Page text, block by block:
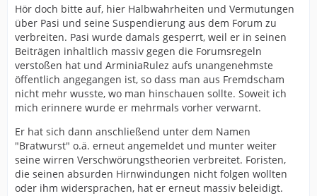
Hör doch bitte auf, hier Halbwahrheiten und Vermutungen
über Pasi und seine Suspendierung aus dem Forum zu
verbreiten. Pasi wurde damals gesperrt, weil er in seinen
Beiträgen inhaltlich massiv gegen die Forumsregeln
verstoßen hat und ArminiaRulez aufs unangenehmste
öffentlich angegangen ist, so dass man aus Fremdscham
nicht mehr wusste, wo man hinschauen sollte. Soweit ich
mich erinnere wurde er mehrmals vorher verwarnt.
Er hat sich dann anschließend unter dem Namen
"Bratwurst" o.ä. erneut angemeldet und munter weiter
seine wirren Verschwörungstheorien verbreitet. Foristen,
die seinen absurden Hirnwindungen nicht folgen wollten
oder ihm widersprachen, hat er erneut massiv beleidigt.